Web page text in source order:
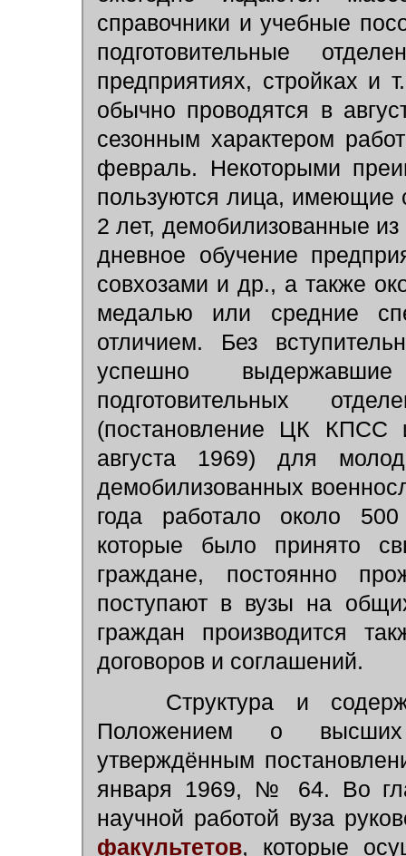
справочники и учебные
подготовительные
предприятиях, стройках и
обычно проводятся в
сезонным характером
февраль. Некоторыми
пользуются лица, имеющие
2 лет, демобилизованные
дневное обучение
совхозами и др., а также
медалью или средние
отличием. Без
успешно
подготовительных
(постановление ЦК
августа 1969) для
демобилизованных
года работало около 500
которые было принято
граждане, постоянно
поступают в вузы на
граждан производится
договоров и соглашений.
Структура и
Положением о
утверждённым
января 1969, № 64. Во
научной работой вуза
факультетов, которые